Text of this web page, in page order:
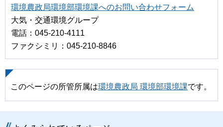
環境農政局環境部環境課へのお問い合わせフォーム
大気・交通環境グループ
電話：045-210-4111
ファクシミリ：045-210-8846
このページの所管所属は環境農政局 環境部環境課です。